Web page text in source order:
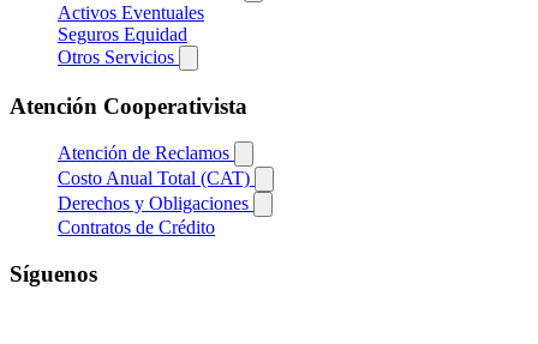
Activos Eventuales
Seguros Equidad
Otros Servicios
Atención Cooperativista
Atención de Reclamos
Costo Anual Total (CAT)
Derechos y Obligaciones
Contratos de Crédito
Síguenos